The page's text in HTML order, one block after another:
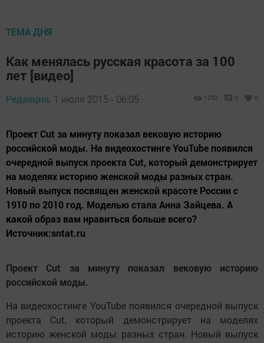
ТЕМА ДНЯ
Как менялась русская красота за 100
лет [видео]
Редакция, 1 июля 2015 - 06:05 1252 0 0
Проект Cut за минуту показал вековую историю
российской моды. На видеохостинге YouTube появился
очередной выпуск проекта Cut, который демонстрирует
на моделях историю женской моды разных стран.
Новый выпуск посвящен женской красоте России с
1910 по 2010 год. Моделью стала Анна Зайцева. А
какой образ вам нравиться больше всего?
Источник:sntat.ru
Проект Cut за минуту показал вековую историю
российской моды.
На видеохостинге YouTube появился очередной выпуск
проекта Cut, который демонстрирует на моделях
историю женской моды разных стран. Новый выпуск